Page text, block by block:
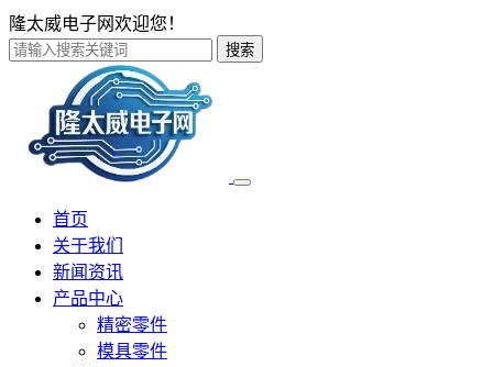
隆太威电子网欢迎您！
搜索
首页
关于我们
新闻资讯
产品中心
精密零件
模具零件